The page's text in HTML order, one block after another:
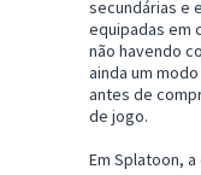
secundárias e
equipadas em
não havendo
ainda um
antes de
de jogo.
Em Splatoon,